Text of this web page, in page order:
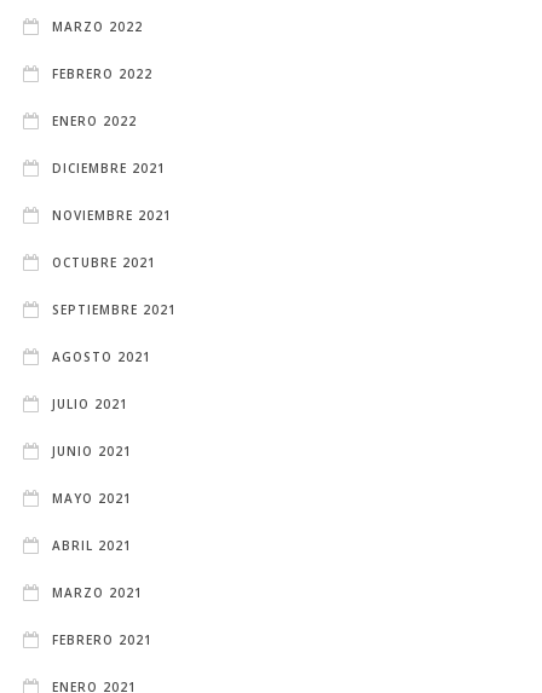
MARZO 2022
FEBRERO 2022
ENERO 2022
DICIEMBRE 2021
NOVIEMBRE 2021
OCTUBRE 2021
SEPTIEMBRE 2021
AGOSTO 2021
JULIO 2021
JUNIO 2021
MAYO 2021
ABRIL 2021
MARZO 2021
FEBRERO 2021
ENERO 2021